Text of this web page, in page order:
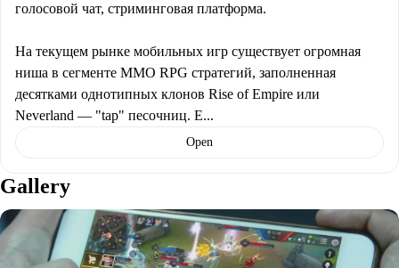
голосовой чат, стриминговая платформа.
На текущем рынке мобильных игр существует огромная
ниша в сегменте MMO RPG стратегий, заполненная
десятками однотипных клонов Rise of Empire или
Neverland — "tap" песочниц. Е...
Open
Gallery